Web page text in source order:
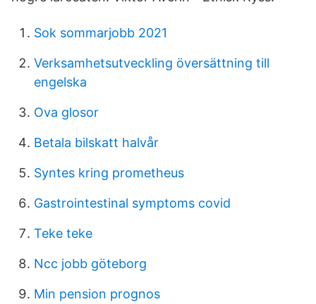
Sok sommarjobb 2021
Verksamhetsutveckling översättning till
engelska
Ova glosor
Betala bilskatt halvår
Syntes kring prometheus
Gastrointestinal symptoms covid
Teke teke
Ncc jobb göteborg
Min pension prognos